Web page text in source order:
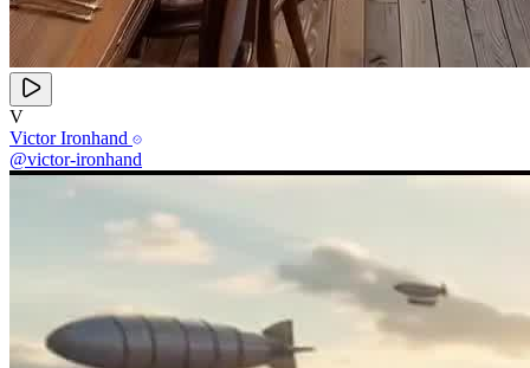
V
Victor Ironhand
@victor-ironhand